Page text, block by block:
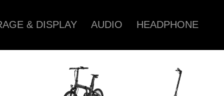
& DISPLAY AUDIO HEADPHONE